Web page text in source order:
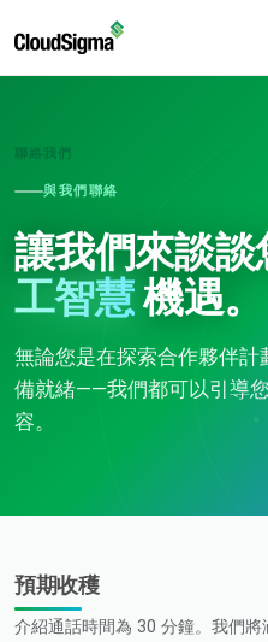
聯絡我們
與我們聯絡
讓我們來談談
工智慧機遇。
無論您是在探索合作夥伴
備就緒——我們都可以引導
容。
預期收穫
介紹通話時間為 30 分鐘。我們將